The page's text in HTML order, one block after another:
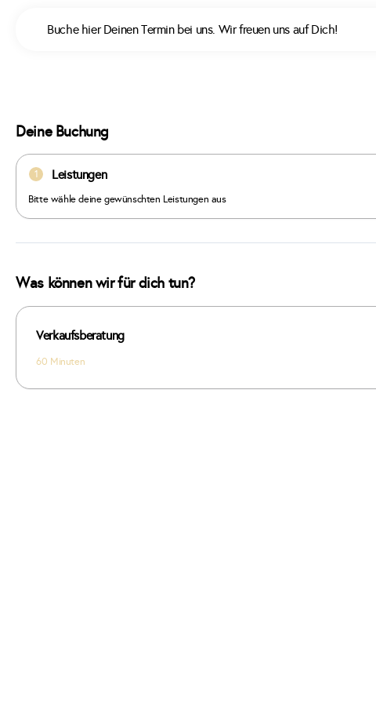
Buche hier Deinen Termin bei uns. Wir freuen uns auf Dich!
Was können wir für dich tun?
Verkaufsberatung
60 Minuten
Deine Buchung
1 Leistungen
Bitte wähle deine gewünschten Leistungen aus